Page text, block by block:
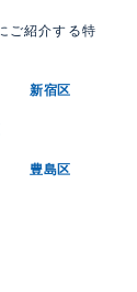
ご紹介する特
新宿区
豊島区